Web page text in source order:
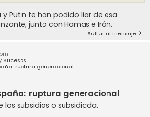
y Putin te han podido liar de esa
junto con Hamas e Irán.
Saltar al mensaje
Sucesos
ruptura generacional
ruptura generacional
los subsidios o subsidiada: